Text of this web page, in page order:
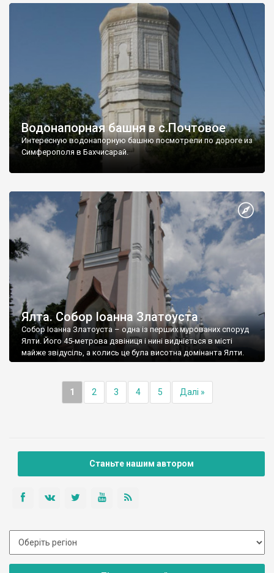
Водонапорная башня в с.Почтовое
Интересную водонапорную башню посмотрели по дороге из
Симферополя в Бахчисарай.
Ялта. Собор Іоанна Златоуста
Собор Іоанна Златоуста – одна із перших мурованих споруд
Ялти. Його 45-метрова дзвіниця і нині видніється в місті
майже звідусіль, а колись це була висотна домінанта Ялти.
1 2 3 4 5 Далі »
Станьте нашим автором